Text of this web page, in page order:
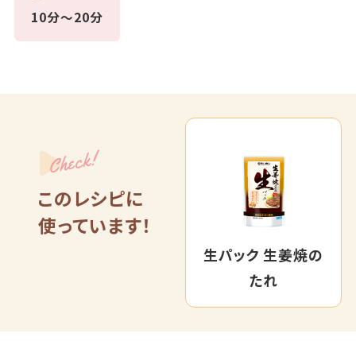
10分～20分
Check!
このレシピに
使っています！
生パック 生姜焼の
たれ